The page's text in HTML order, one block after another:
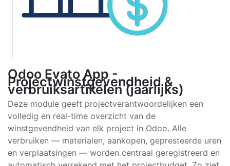
Odoo Evato App -
Projectwinstgevendheid &
verbruiksartikelen (jaarlijks)
Deze module geeft projectverantwoordelijken een
volledig en real-time overzicht van de
winstgevendheid van elk project in Odoo. Alle
verbruiken — materialen, aankopen, gepresteerde uren
en verplaatsingen — worden centraal geregistreerd en